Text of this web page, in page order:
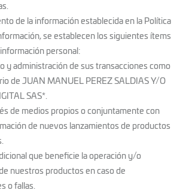
de la información establecida en la Política
se establecen los siguientes ítems
personal:
y administración de sus transacciones como
de JUAN MANUEL PEREZ SALDIAS Y/O
SAS*.
de medios propios o conjuntamente con
de nuevos lanzamientos de productos
que beneficie la operación y/o
nuestros productos en caso de
o fallas.